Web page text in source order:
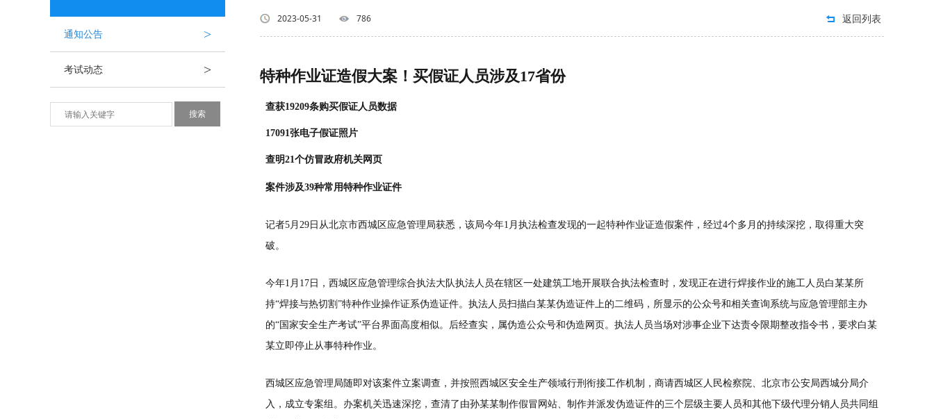
通知公告 >
考试动态 >
2023-05-31 786 返回列表
特种作业证造假大案！买假证人员涉及17省份
查获19209条购买假证人员数据
17091张电子假证照片
查明21个仿冒政府机关网页
案件涉及39种常用特种作业证件
记者5月29日从北京市西城区应急管理局获悉，该局今年1月执法检查发现的一起特种作业证造假案件，经过4个多月的持续深挖，取得重大突
破。
今年1月17日，西城区应急管理综合执法大队执法人员在辖区一处建筑工地开展联合执法检查时，发现正在进行焊接作业的施工人员白某某所
持“焊接与热切割”特种作业操作证系伪造证件。执法人员扫描白某某伪造证件上的二维码，所显示的公众号和相关查询系统与应急管理部主办
的“国家安全生产考试”平台界面高度相似。后经查实，属伪造公众号和伪造网页。执法人员当场对涉事企业下达责令限期整改指令书，要求白某
某立即停止从事特种作业。
西城区应急管理局随即对该案件立案调查，并按照西城区安全生产领域行刑衔接工作机制，商请西城区人民检察院、北京市公安局西城分局介
入，成立专案组。办案机关迅速深挖，查清了由孙某某制作假冒网站、制作并派发伪造证件的三个层级主要人员和其他下级代理分销人员共同组